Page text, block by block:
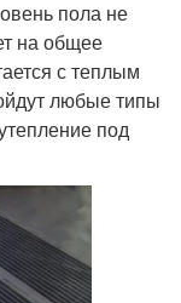
пола не
на общее
с теплым
любые типы
под